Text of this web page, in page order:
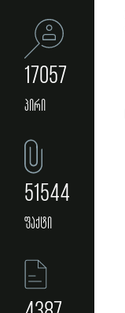
17057
პირი
51544
ფაქტი